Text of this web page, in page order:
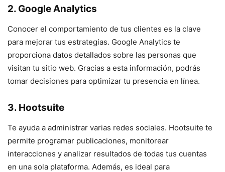
2. Google Analytics
Conocer el comportamiento de tus clientes es la clave
para mejorar tus estrategias. Google Analytics te
proporciona datos detallados sobre las personas que
visitan tu sitio web. Gracias a esta información, podrás
tomar decisiones para optimizar tu presencia en línea.
3. Hootsuite
Te ayuda a administrar varias redes sociales. Hootsuite te
permite programar publicaciones, monitorear
interacciones y analizar resultados de todas tus cuentas
en una sola plataforma. Además, es ideal para